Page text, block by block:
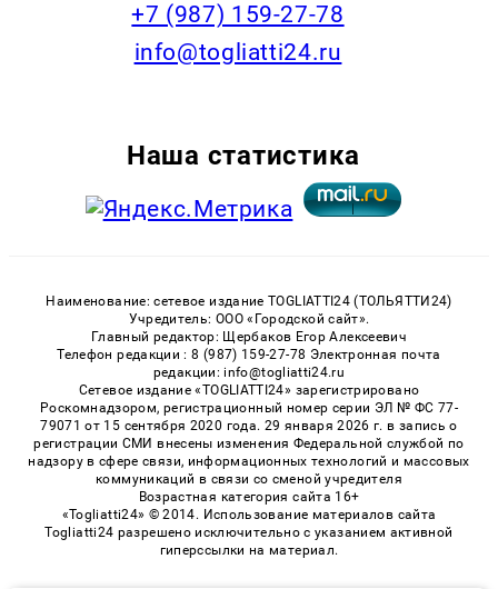
+7 (987) 159-27-78
info@togliatti24.ru
Наша статистика
Наименование: сетевое издание TOGLIATTI24 (ТОЛЬЯТТИ24)
Учредитель: ООО «Городской сайт».
Главный редактор: Щербаков Егор Алексеевич
Телефон редакции : 8 (987) 159-27-78 Электронная почта
редакции: info@togliatti24.ru
Сетевое издание «TOGLIATTI24» зарегистрировано
Роскомнадзором, регистрационный номер серии ЭЛ № ФС 77-
79071 от 15 сентября 2020 года. 29 января 2026 г. в запись о
регистрации СМИ внесены изменения Федеральной службой по
надзору в сфере связи, информационных технологий и массовых
коммуникаций в связи со сменой учредителя
Возрастная категория сайта 16+
«Togliatti24» © 2014. Использование материалов сайта
Togliatti24 разрешено исключительно с указанием активной
гиперссылки на материал.